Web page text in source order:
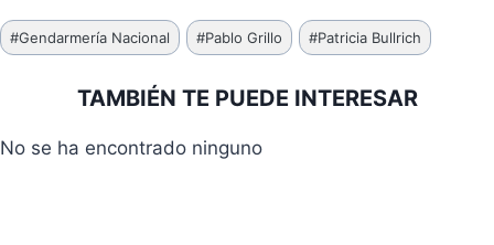
Etiquetas
de
#Gendarmería Nacional #Pablo Grillo #Patricia Bullrich
TAMBIÉN TE PUEDE INTERESAR
No se ha encontrado ninguno